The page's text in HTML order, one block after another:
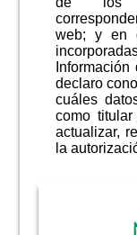
web; y en
declaro
cuáles
como
actualizar,
la